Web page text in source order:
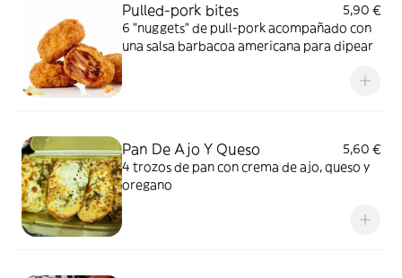
Pulled-pork bites
5,90 €
6 "nuggets" de pull-pork acompañado con
una salsa barbacoa americana para dipear
Pan De Ajo Y Queso
5,60 €
4 trozos de pan con crema de ajo, queso y
oregano